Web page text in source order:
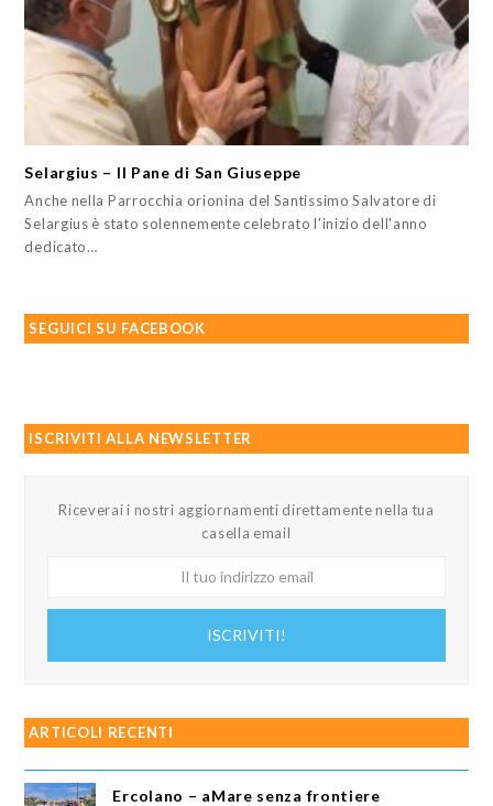
Selargius – Il Pane di San Giuseppe
Anche nella Parrocchia orionina del Santissimo Salvatore di
Selargius è stato solennemente celebrato l'inizio dell'anno
dedicato…
SEGUICI SU FACEBOOK
ISCRIVITI ALLA NEWSLETTER
Riceverai i nostri aggiornamenti direttamente nella tua
casella email
ISCRIVITI!
ARTICOLI RECENTI
Ercolano – aMare senza frontiere